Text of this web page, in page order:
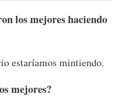
los mejores haciendo
estaríamos mintiendo.
mejores?